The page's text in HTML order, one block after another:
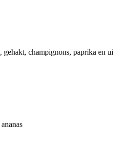
gehakt, champignons, paprika en ui